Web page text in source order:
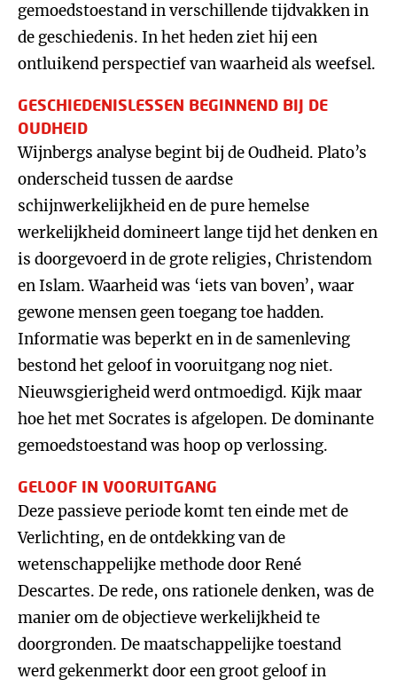
gemoedstoestand in verschillende tijdvakken in
de geschiedenis. In het heden ziet hij een
ontluikend perspectief van waarheid als weefsel.
GESCHIEDENISLESSEN BEGINNEND BIJ DE
OUDHEID
Wijnbergs analyse begint bij de Oudheid. Plato’s
onderscheid tussen de aardse
schijnwerkelijkheid en de pure hemelse
werkelijkheid domineert lange tijd het denken en
is doorgevoerd in de grote religies, Christendom
en Islam. Waarheid was ‘iets van boven’, waar
gewone mensen geen toegang toe hadden.
Informatie was beperkt en in de samenleving
bestond het geloof in vooruitgang nog niet.
Nieuwsgierigheid werd ontmoedigd. Kijk maar
hoe het met Socrates is afgelopen. De dominante
gemoedstoestand was hoop op verlossing.
GELOOF IN VOORUITGANG
Deze passieve periode komt ten einde met de
Verlichting, en de ontdekking van de
wetenschappelijke methode door René
Descartes. De rede, ons rationele denken, was de
manier om de objectieve werkelijkheid te
doorgronden. De maatschappelijke toestand
werd gekenmerkt door een groot geloof in